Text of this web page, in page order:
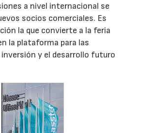
a nivel internacional se
socios comerciales. Es
la que convierte a la feria
la plataforma para las
inversión y el desarrollo futuro